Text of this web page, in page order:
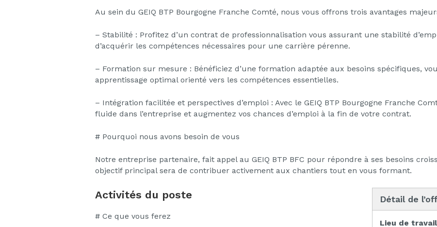
Au sein du GEIQ BTP Bourgogne Franche Comté, nous vous offrons trois avantages
– Stabilité : Profitez d’un contrat de professionnalisation vous assurant une stabilité
d’acquérir les compétences nécessaires pour une carrière pérenne.
– Formation sur mesure : Bénéficiez d’une formation adaptée aux besoins spécifiques,
apprentissage optimal orienté vers les compétences essentielles.
– Intégration facilitée et perspectives d’emploi : Avec le GEIQ BTP Bourgogne Franche
fluide dans l’entreprise et augmentez vos chances d’emploi à la fin de votre contrat.
# Pourquoi nous avons besoin de vous
Notre entreprise partenaire, fait appel au GEIQ BTP BFC pour répondre à ses besoins
objectif principal sera de contribuer activement aux chantiers tout en vous formant.
Activités du poste
# Ce que vous ferez
Détail de
Lieu de